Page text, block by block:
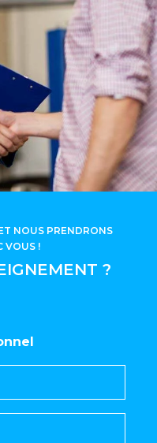
?
NOUS PRENDRONS
VOUS !